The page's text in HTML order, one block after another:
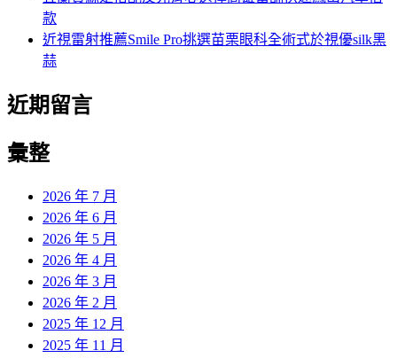
款
近視雷射推薦Smile Pro挑選苗栗眼科全術式於視優silk黑
蒜
近期留言
彙整
2026 年 7 月
2026 年 6 月
2026 年 5 月
2026 年 4 月
2026 年 3 月
2026 年 2 月
2025 年 12 月
2025 年 11 月